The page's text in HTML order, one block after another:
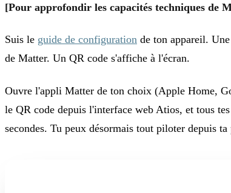
[Pour approfondir les capacités techniques de
Suis le guide de configuration de ton appareil.
de Matter. Un QR code s'affiche à l'écran.
Ouvre l'appli Matter de ton choix (Apple Home,
le QR code depuis l'interface web Atios, et tous
secondes. Tu peux désormais tout piloter depuis